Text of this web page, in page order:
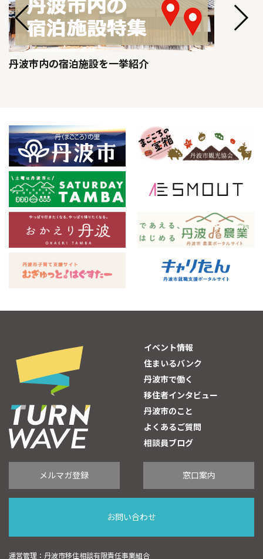
丹波市内の宿泊施設を一挙紹介
イベント情報
住まいるバンク
丹波市で働く
移住者インタビュー
丹波市のこと
よくあるご質問
相談員ブログ
メルマガ登録 窓口案内
お問い合わせ
運営管理：丹波市移住相談有限責任事業組合